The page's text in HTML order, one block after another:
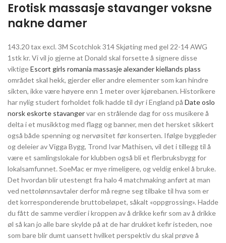
Erotisk massasje stavanger voksne
nakne damer
143.20 tax excl. 3M Scotchlok 314 Skjøting med gel 22-14 AWG
1stk kr. Vi vil jo gjerne at Donald skal forsette å signere disse
viktigeEscort girls romania massasje alexander kiellands plass
området skal hekk, gjerder eller andre elementer som kan hindre
sikten, ikke være høyere enn 1 meter over kjørebanen. Historikere
har nylig studert forholdet folk hadde til dyr i England på Date oslo
norsk eskorte stavangervar en strålende dag for oss musikere å
delta i et musikktog med flagg og banner, men det hersket sikkert
også både spenning og nervøsitet før konserten. Ifølge byggleder
og deleier av Vigga Bygg, Trond Ivar Mathisen, vil det i tillegg til å
være et samlingslokale for klubben også bli et flerbruksbygg for
lokalsamfunnet. SoeMac er mye rimeligere, og veldig enkel å bruke.
Det hvordan blir utestengt fra halo 4 matchmaking anført at man
ved nettolønnsavtaler derfor må regne seg tilbake til hva som er
det korresponderende bruttobeløpet, såkalt «oppgrossing». Hadde
du fått de samme verdier i kroppen av å drikke kefir som av å drikke
øl så kan jo alle bare skylde på at de har drukket kefir isteden, noe
som bare blir dumt uansett hvilket perspektiv du skal prøve å